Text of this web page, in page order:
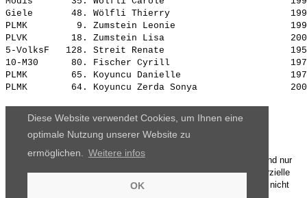
Diese Website verwendet Cookies, um Ihnen eine
optimale Nutzung unserer Website zu
ermöglichen.
Weitere infos
OK
Giele       48. Wölfli Thierry
PLMK         9. Zumstein Leonie
PLVK        18. Zumstein Lisa
5-VolksF   128. Streit Renate
10-M30      80. Fischer Cyrill
PLMK        65. Koyuncu Danielle
PLMK        64. Koyuncu Zerda Sonya
Die Ergebnisse, das Bildmaterial und das weitere Datenmaterial sind nur
für den persönlichen Gebrauch zur Verfügung gestellt. Die kommerzielle
Nutzung, Weitergabe ganz oder teilweise und / oder Nachdruck ist nicht